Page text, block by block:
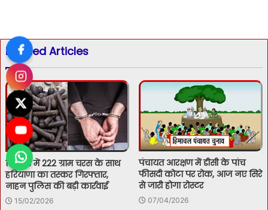
Related Articles
सिरमौर में 222 ग्राम चरस के साथ
हरियाणा का तस्कर गिरफ्तार,
नाहन पुलिस की बड़ी कार्रवाई
15/02/2026
पंचायत आरक्षण में डीसी के पांच
फीसदी कोटा पर रोक, आज नए सिरे
से जारी होगा रोस्टर
07/04/2026